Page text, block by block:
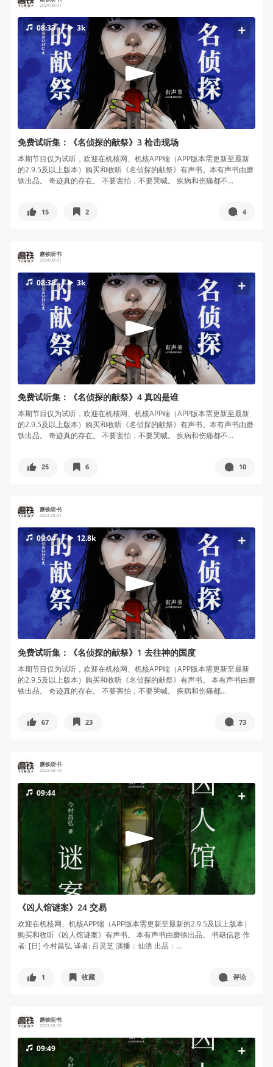
2024-08-01
08:33 3k
免费试听集：《名侦探的献祭》3 枪击现场
本期节目仅为试听，欢迎在机核网、机核APP端（APP版本需更新至最新
的2.9.5及以上版本）购买和收听《名侦探的献祭》有声书。本有声书由磨
铁出品。 奇迹真的存在。 不要害怕，不要哭喊。 疾病和伤痛都不...
15 2 4
磨铁听书
2024-08-01
08:38 3k
免费试听集：《名侦探的献祭》4 真凶是谁
本期节目仅为试听，欢迎在机核网、机核APP端（APP版本需更新至最新
的2.9.5及以上版本）购买和收听《名侦探的献祭》有声书。本有声书由磨
铁出品。 奇迹真的存在。 不要害怕，不要哭喊。 疾病和伤痛都不...
25 6 10
磨铁听书
2024-08-01
09:04 12.8k
免费试听集：《名侦探的献祭》1 去往神的国度
本期节目仅为试听，欢迎在机核网、机核APP端（APP版本需更新至最新
的2.9.5及以上版本）购买和收听《名侦探的献祭》有声书。 本有声书由磨
铁出品。 奇迹真的存在。 不要害怕，不要哭喊。 疾病和伤痛都...
67 23 73
磨铁听书
2023-08-15
09:44
《凶人馆谜案》24 交易
欢迎在机核网、机核APP端（APP版本需更新至最新的2.9.5及以上版本）
购买和收听《凶人馆谜案》有声书。 本有声书由磨铁出品。 书籍信息 作
者: [日] 今村昌弘 译者: 吕灵芝 演播：仙浪 出品：...
1 收藏 评论
磨铁听书
2023-08-15
09:49